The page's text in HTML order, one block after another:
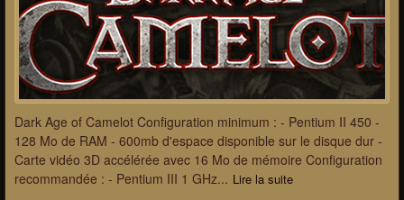
Dark Age of Camelot Configuration minimum : - Pentium II 450 -
128 Mo de RAM - 600mb d'espace disponible sur le disque dur -
Carte vidéo 3D accélérée avec 16 Mo de mémoire Configuration
recommandée : - Pentium III 1 GHz... Lire la suite